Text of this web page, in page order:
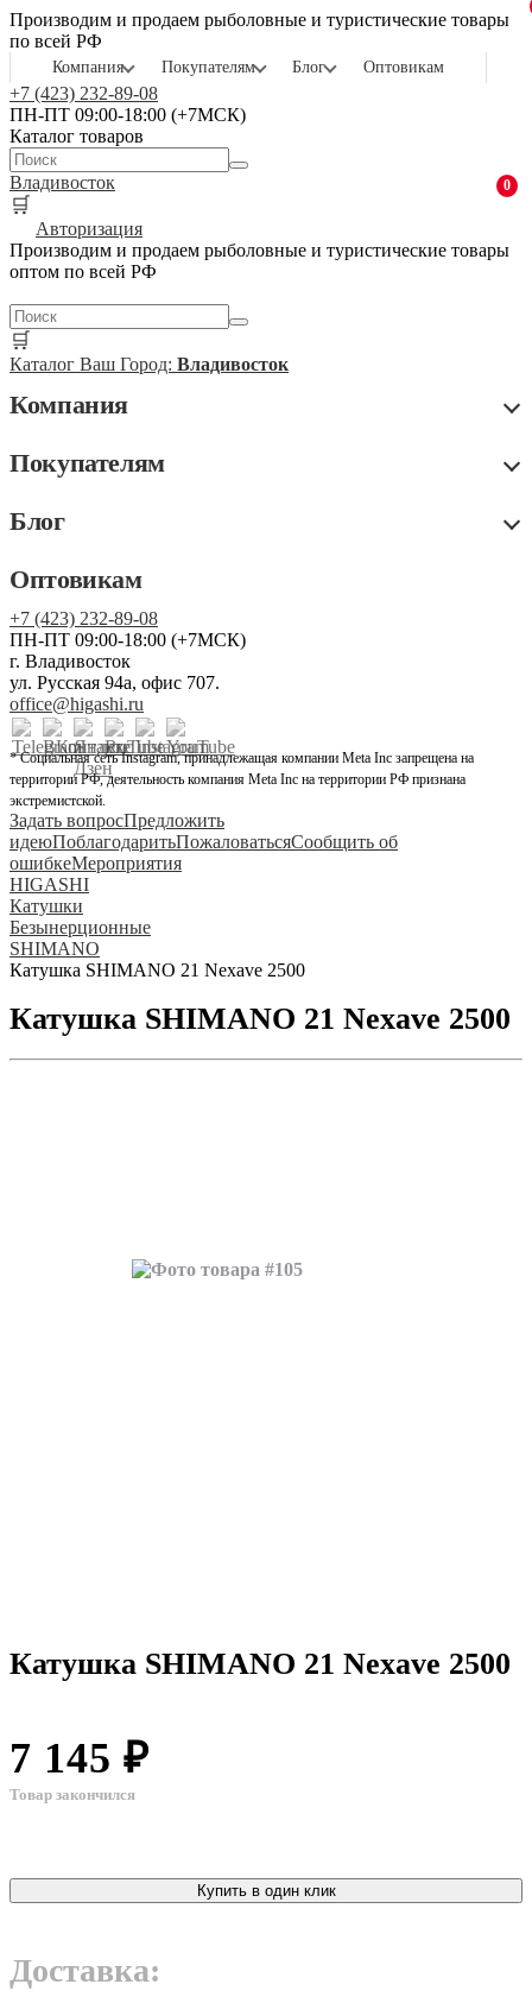
Производим и продаем рыболовные и туристические товары
по всей РФ
Компания Покупателям Блог Оптовикам
+7 (423) 232-89-08
ПН-ПТ 09:00-18:00 (+7МСК)
Каталог товаров
Владивосток
🛒
0
Авторизация
Производим и продаем рыболовные и туристические товары
оптом по всей РФ
🛒
Каталог Ваш Город: Владивосток
Компания
Покупателям
Блог
Оптовикам
+7 (423) 232-89-08
ПН-ПТ 09:00-18:00 (+7МСК)
г. Владивосток
ул. Русская 94а, офис 707.
office@higashi.ru
* Социальная сеть Instagram, принадлежащая компании Meta Inc запрещена на
территории РФ, деятельность компания Meta Inc на территории РФ признана
экстремистской.
Задать вопросПредложить
идеюПоблагодаритьПожаловатьсяСообщить об
ошибкеМероприятия
HIGASHI
Катушки
Безынерционные
SHIMANO
Катушка SHIMANO 21 Nexave 2500
Катушка SHIMANO 21 Nexave 2500
Катушка SHIMANO 21 Nexave 2500
7 145 ₽
Товар закончился
Купить в один клик
Доставка: